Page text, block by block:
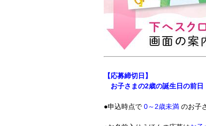
【応募締切日】
お子さまの2歳の誕生日の前日
●申込時点で 0～2歳未満 のお子